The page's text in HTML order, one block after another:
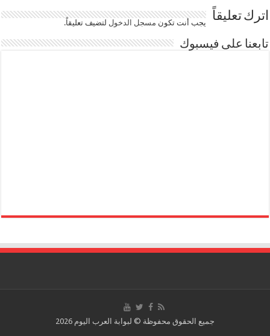
اترك تعليقاً يجب أنت تكون مسجل الدخوللتضيف تعليقاً.
تابعنا على فيسبوك
جميع الحقوق محفوظة © لبوابة العرب اليوم 2026